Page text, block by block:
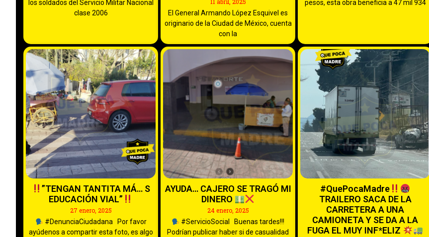
los soldados del Servicio Militar Nacional
clase 2006
El General Armando López Esquivel es
originario de la Ciudad de México, cuenta
con la
pesos, esta obra beneficia a 47 mil 934
”TENGAN TANTITA MÁ… S
EDUCACIÓN VIAL”
27 enero, 2025
#DenunciaCiudadana Por favor
ayúdenos a compartir esta foto, es algo
AYUDA… CAJERO SE TRAGÓ MI
DINERO
24 enero, 2025
#ServicioSocial Buenas tardes!!!
Podrían publicar haber si de casualidad
#QuePocaMadre
TRAILERO SACA DE LA
CARRETERA A UNA
CAMIONETA Y SE DA A LA
FUGA EL MUY INF*ELIZ